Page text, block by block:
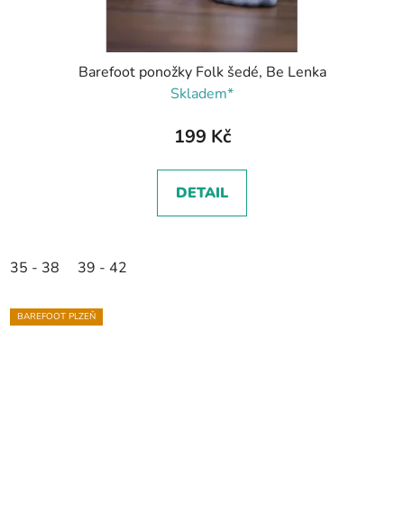
Barefoot ponožky Folk šedé, Be Lenka
Skladem*
199 Kč
DETAIL
35 - 38 39 - 42
BAREFOOT PLZEŇ